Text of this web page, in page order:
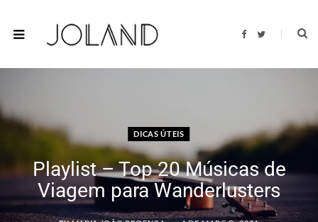
F
b
T
t
DICAS ÚTEIS
Playlist – Top 20 Músicas de
Viagem para Wanderlusters